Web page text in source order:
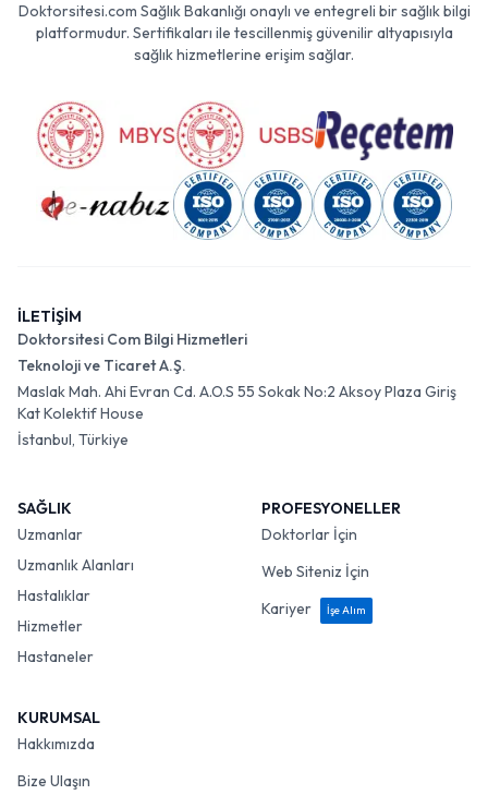
Doktorsitesi.com Sağlık Bakanlığı onaylı ve entegreli bir sağlık bilgi
platformudur. Sertifikaları ile tescillenmiş güvenilir altyapısıyla
sağlık hizmetlerine erişim sağlar.
İLETİŞİM
Doktorsitesi Com Bilgi Hizmetleri
Teknoloji ve Ticaret A.Ş.
Maslak Mah. Ahi Evran Cd. A.O.S 55 Sokak No:2 Aksoy Plaza Giriş
Kat Kolektif House
İstanbul, Türkiye
SAĞLIK
Uzmanlar
Uzmanlık Alanları
Hastalıklar
Hizmetler
Hastaneler
PROFESYONELLER
Doktorlar İçin
Web Siteniz İçin
Kariyer
İşe Alım
KURUMSAL
Hakkımızda
Bize Ulaşın